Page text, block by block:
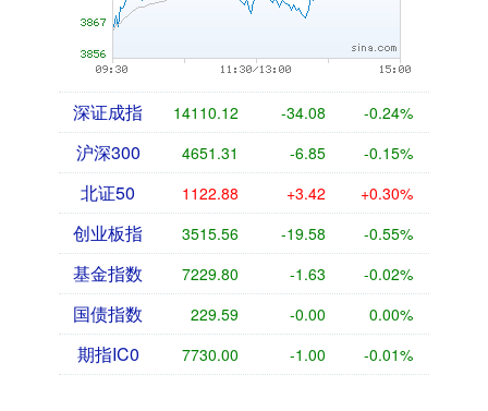
深证成指 14110.12 -34.08 -0.24%
沪深300 4651.31 -6.85 -0.15%
北证50 1122.88 +3.42 +0.30%
创业板指 3515.56 -19.58 -0.55%
基金指数 7229.80 -1.63 -0.02%
国债指数 229.59 -0.00 0.00%
期指IC0 7730.00 -1.00 -0.01%